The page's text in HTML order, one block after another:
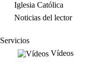
Iglesia Católica
Noticias del lector
Servicios
Vídeos